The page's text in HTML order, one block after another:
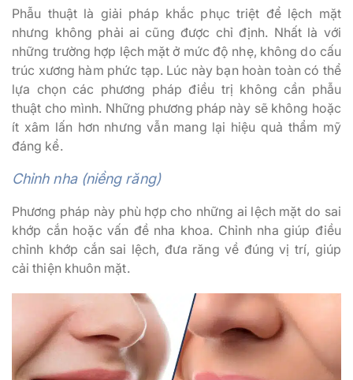
Phẫu thuật là giải pháp khắc phục triệt để lệch mặt
nhưng không phải ai cũng được chỉ định. Nhất là với
những trường hợp lệch mặt ở mức độ nhẹ, không do cấu
trúc xương hàm phức tạp. Lúc này bạn hoàn toàn có thể
lựa chọn các phương pháp điều trị không cần phẫu
thuật cho mình. Những phương pháp này sẽ không hoặc
ít xâm lấn hơn nhưng vẫn mang lại hiệu quả thẩm mỹ
đáng kể.
Chỉnh nha (niềng răng)
Phương pháp này phù hợp cho những ai lệch mặt do sai
khớp cắn hoặc vấn đề nha khoa. Chỉnh nha giúp điều
chỉnh khớp cắn sai lệch, đưa răng về đúng vị trí, giúp
cải thiện khuôn mặt.